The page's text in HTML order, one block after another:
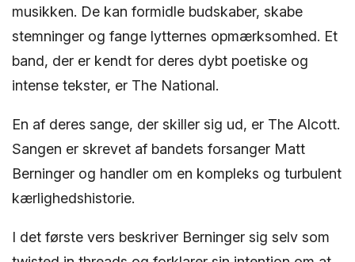
musikken. De kan formidle budskaber, skabe
stemninger og fange lytternes opmærksomhed. Et
band, der er kendt for deres dybt poetiske og
intense tekster, er The National.
En af deres sange, der skiller sig ud, er The Alcott.
Sangen er skrevet af bandets forsanger Matt
Berninger og handler om en kompleks og turbulent
kærlighedshistorie.
I det første vers beskriver Berninger sig selv som